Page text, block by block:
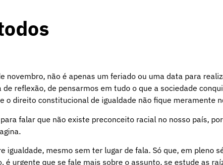
novembro, não é apenas um feriado ou uma data para
reflexão, de pensarmos em tudo o que a sociedade
o direito constitucional de igualdade não fique meramente
falar que não existe preconceito racial no nosso país,
igualdade, mesmo sem ter lugar de fala. Só que, em pleno
urgente que se fale mais sobre o assunto, se estude as